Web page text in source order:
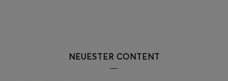
NEUESTER CONTENT